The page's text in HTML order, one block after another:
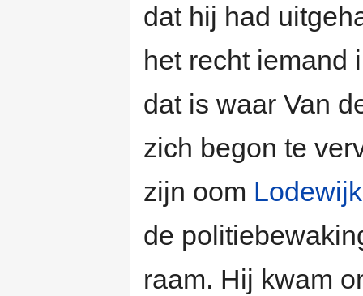
dat hij had
het recht iemand
dat is waar Van
zich begon te
zijn oom
de
raam. Hij kwam